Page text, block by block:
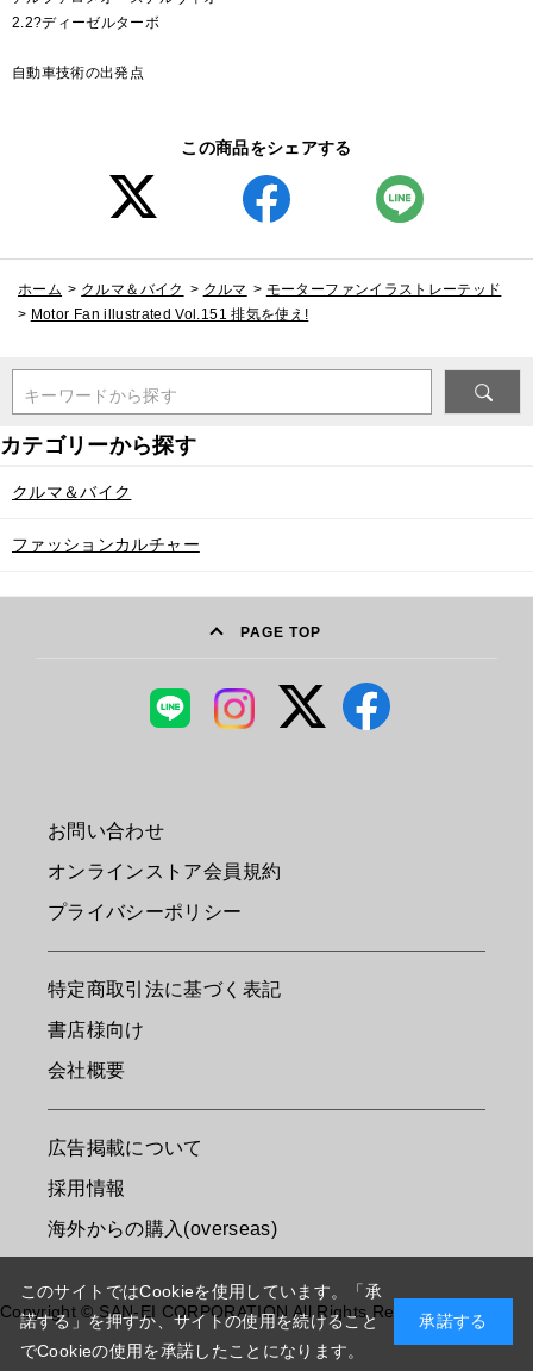
2.2?ディーゼルターボ
自動車技術の出発点
この商品をシェアする
ホーム > クルマ＆バイク > クルマ > モーターファンイラストレーテッド
> Motor Fan illustrated Vol.151 排気を使え!
キーワードから探す
クルマ＆バイク
ファッションカルチャー
PAGE TOP
お問い合わせ
オンラインストア会員規約
プライバシーポリシー
特定商取引法に基づく表記
書店様向け
会社概要
広告掲載について
採用情報
海外からの購入(overseas)
Copyright © SAN-EI CORPORATION All Rights Reserved.
このサイトではCookieを使用しています。「承
諾する」を押すか、サイトの使用を続けること
でCookieの使用を承諾したことになります。
承諾する